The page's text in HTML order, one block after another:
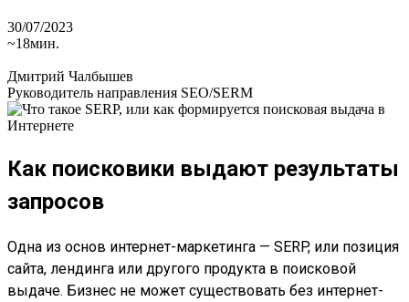
30/07/2023
~18мин.
Дмитрий Чалбышев
Руководитель направления SEO/SERM
Как поисковики выдают результаты
запросов
Одна из основ интернет-маркетинга — SERP, или позиция
сайта, лендинга или другого продукта в поисковой
выдаче. Бизнес не может существовать без интернет-